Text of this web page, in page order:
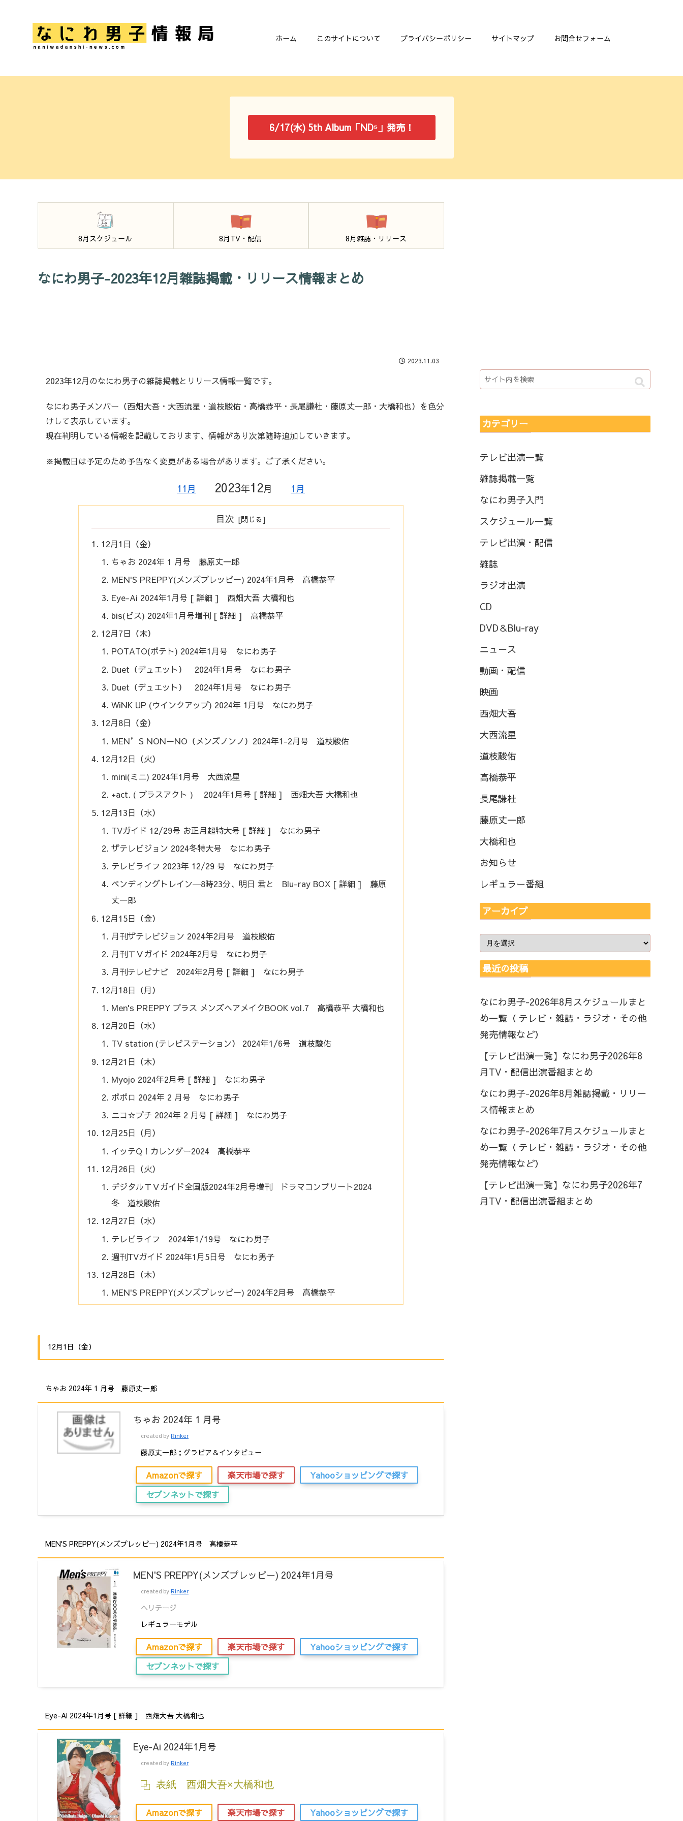
ホーム このサイトについて プライバシーポリシー サイトマップ お問合せフォーム
6/17(水) 5th Album「ND⁵」発売！
8月スケジュール 8月TV・配信 8月雑誌・リリース
なにわ男子-2023年12月雑誌掲載・リリース情報まとめ
2023.11.03
2023年12月のなにわ男子の雑誌掲載とリリース情報一覧です。
なにわ男子メンバー（西畑大吾・大西流星・道枝駿佑・高橋恭平・長尾謙杜・藤原丈一郎・大橋和也）を色分
けして表示しています。
現在判明している情報を記載しております、情報があり次第随時追加していきます。
※掲載日は予定のため予告なく変更がある場合があります。ご了承ください。
11月 2023年12月 1月
目次
12月1日（金）
ちゃお 2024年 1 月号 藤原丈一郎
MEN'S PREPPY(メンズプレッピー) 2024年1月号 高橋恭平
Eye-Ai 2024年1月号 [ 詳細 ] 西畑大吾 大橋和也
bis(ビス) 2024年1月号増刊 [ 詳細 ] 高橋恭平
12月7日（木）
POTATO(ポテト) 2024年1月号 なにわ男子
Duet（デュエット） 2024年1月号 なにわ男子
Duet（デュエット） 2024年1月号 なにわ男子
WiNK UP (ウインクアップ) 2024年 1月号 なにわ男子
12月8日（金）
MEN’S NON－NO（メンズノンノ）2024年1-2月号 道枝駿佑
12月12日（火）
mini(ミニ) 2024年1月号 大西流星
+act. ( プラスアクト ) 2024年1月号 [ 詳細 ] 西畑大吾 大橋和也
12月13日（水）
TVガイド 12/29号 お正月超特大号 [ 詳細 ] なにわ男子
ザテレビジョン 2024冬特大号 なにわ男子
テレビライフ 2023年 12/29 号 なにわ男子
ペンディングトレイン―8時23分、明日 君と Blu-ray BOX [ 詳細 ] 藤原
丈一郎
12月15日（金）
月刊ザテレビジョン 2024年2月号 道枝駿佑
月刊ＴＶガイド 2024年2月号 なにわ男子
月刊テレビナビ 2024年2月号 [ 詳細 ] なにわ男子
12月18日（月）
Men's PREPPY プラス メンズヘアメイクBOOK vol.7 高橋恭平 大橋和也
12月20日（水）
TV station (テレビステーション） 2024年1/6号 道枝駿佑
12月21日（木）
Myojo 2024年2月号 [ 詳細 ] なにわ男子
ポポロ 2024年 2 月号 なにわ男子
ニコ☆プチ 2024年 2 月号 [ 詳細 ] なにわ男子
12月25日（月）
イッテQ！カレンダー2024 高橋恭平
12月26日（火）
デジタルＴＶガイド全国版2024年2月号増刊 ドラマコンプリート2024
冬 道枝駿佑
12月27日（水）
テレビライフ 2024年1/19号 なにわ男子
週刊TVガイド 2024年1月5日号 なにわ男子
12月28日（木）
MEN'S PREPPY(メンズプレッピー) 2024年2月号 高橋恭平
12月1日（金）
ちゃお 2024年 1 月号 藤原丈一郎
ちゃお 2024年 1 月号
created by Rinker
藤原丈一郎：グラビア＆インタビュー
Amazonで探す 楽天市場で探す
Yahooショッピングで探す
セブンネットで探す
MEN'S PREPPY(メンズプレッピー) 2024年1月号 高橋恭平
MEN'S PREPPY(メンズプレッピー) 2024年1月号
created by Rinker
ヘリテージ
レギュラーモデル
Amazonで探す 楽天市場で探す
Yahooショッピングで探す
セブンネットで探す
Eye-Ai 2024年1月号 [ 詳細 ] 西畑大吾 大橋和也
Eye-Ai 2024年1月号
created by Rinker
表紙 西畑大吾×大橋和也
Amazonで探す 楽天市場で探す Yahooショッピングで探す
カテゴリー
テレビ出演一覧
雑誌掲載一覧
なにわ男子入門
スケジュール一覧
テレビ出演・配信
雑誌
ラジオ出演
CD
DVD＆Blu-ray
ニュース
動画・配信
映画
西畑大吾
大西流星
道枝駿佑
高橋恭平
長尾謙杜
藤原丈一郎
大橋和也
お知らせ
レギュラー番組
アーカイブ
最近の投稿
なにわ男子-2026年8月スケジュールまと
め一覧（ テレビ・雑誌・ラジオ・その他
発売情報など）
【テレビ出演一覧】なにわ男子2026年8
月TV・配信出演番組まとめ
なにわ男子-2026年8月雑誌掲載・リリー
ス情報まとめ
なにわ男子-2026年7月スケジュールまと
め一覧（ テレビ・雑誌・ラジオ・その他
発売情報など）
【テレビ出演一覧】なにわ男子2026年7
月TV・配信出演番組まとめ